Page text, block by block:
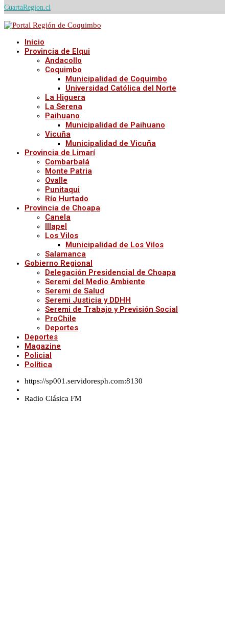
CuartaRegion.cl
Inicio
Provincia de Elqui
Andacollo
Coquimbo
Municipalidad de Coquimbo
Universidad Católica del Norte
La Higuera
La Serena
Paihuano
Municipalidad de Paihuano
Vicuña
Municipalidad de Vicuña
Provincia de Limarí
Combarbalá
Monte Patria
Ovalle
Punitaqui
Río Hurtado
Provincia de Choapa
Canela
Illapel
Los Vilos
Municipalidad de Los Vilos
Salamanca
Gobierno Regional
Delegación Presidencial de Choapa
Seremi del Medio Ambiente
Seremi de Salud
Seremi Justicia y DDHH
Seremi de Trabajo y Previsión Social
ProChile
Deportes
Deportes
Magazine
Policial
Política
https://sp001.servidoresph.com:8130
Radio Clásica FM